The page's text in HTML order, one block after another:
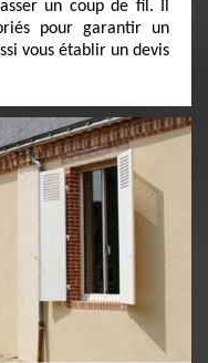
un coup de fil. Il
pour garantir un
vous établir un devis